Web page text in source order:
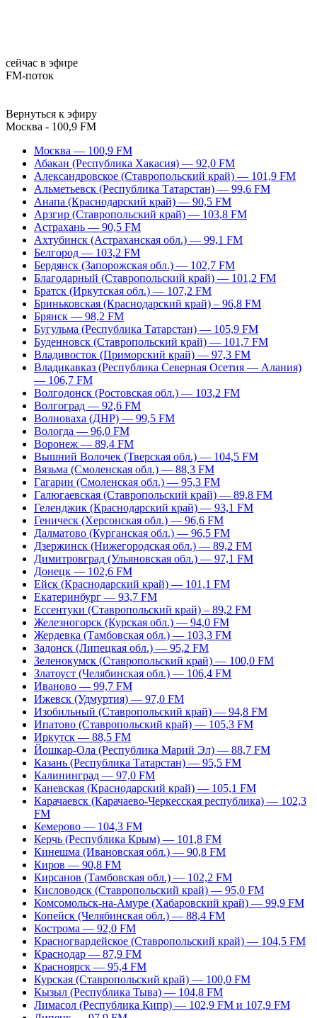
сейчас в эфире
FM-поток
Вернуться к эфиру
Москва - 100,9 FM
Москва — 100,9 FM
Абакан (Республика Хакасия) — 92,0 FM
Александровское (Ставропольский край) — 101,9 FM
Альметьевск (Республика Татарстан) — 99,6 FM
Анапа (Краснодарский край) — 90,5 FM
Арзгир (Ставропольский край) — 103,8 FM
Астрахань — 90,5 FM
Ахтубинск (Астраханская обл.) — 99,1 FM
Белгород — 103,2 FM
Бердянск (Запорожская обл.) — 102,7 FM
Благодарный (Ставропольский край) — 101,2 FM
Братск (Иркутская обл.) — 107,2 FM
Бриньковская (Краснодарский край) – 96,8 FM
Брянск — 98,2 FM
Бугульма (Республика Татарстан) — 105,9 FM
Буденновск (Ставропольский край) — 101,7 FM
Владивосток (Приморский край) — 97,3 FM
Владикавказ (Республика Северная Осетия — Алания)
— 106,7 FM
Волгодонск (Ростовская обл.) — 103,2 FM
Волгоград — 92,6 FM
Волноваха (ДНР) — 99,5 FM
Вологда — 96,0 FM
Воронеж — 89,4 FM
Вышний Волочек (Тверская обл.) — 104,5 FM
Вязьма (Смоленская обл.) — 88,3 FM
Гагарин (Смоленская обл.) — 95,3 FM
Галюгаевская (Ставропольский край) — 89,8 FM
Геленджик (Краснодарский край) — 93,1 FM
Геническ (Херсонская обл.) — 96,6 FM
Далматово (Курганская обл.) — 96,5 FM
Дзержинск (Нижегородская обл.) — 89,2 FM
Димитровград (Ульяновская обл.) — 97,1 FM
Донецк — 102,6 FM
Ейск (Краснодарский край) — 101,1 FM
Екатеринбург — 93,7 FM
Ессентуки (Ставропольский край) – 89,2 FM
Железногорск (Курская обл.) — 94,0 FM
Жердевка (Тамбовская обл.) — 103,3 FM
Задонск (Липецкая обл.) — 95,2 FM
Зеленокумск (Ставропольский край) — 100,0 FM
Златоуст (Челябинская обл.) — 106,4 FM
Иваново — 99,7 FM
Ижевск (Удмуртия) — 97,0 FM
Изобильный (Ставропольский край) — 94,8 FM
Ипатово (Ставропольский край) — 105,3 FM
Иркутск — 88,5 FM
Йошкар-Ола (Республика Марий Эл) — 88,7 FM
Казань (Республика Татарстан) — 95,5 FM
Калининград — 97,0 FM
Каневская (Краснодарский край) — 105,1 FM
Карачаевск (Карачаево-Черкесская республика) — 102,3
FM
Кемерово — 104,3 FM
Керчь (Республика Крым) — 101,8 FM
Кинешма (Ивановская обл.) — 90,8 FM
Киров — 90,8 FM
Кирсанов (Тамбовская обл.) — 102,2 FM
Кисловодск (Ставропольский край) — 95,0 FM
Комсомольск-на-Амуре (Хабаровский край) — 99,9 FM
Копейск (Челябинская обл.) — 88,4 FM
Кострома — 92,0 FM
Красногвардейское (Ставропольский край) — 104,5 FM
Краснодар — 87,9 FM
Красноярск — 95,4 FM
Курская (Ставропольский край) — 100,0 FM
Кызыл (Республика Тыва) — 104,8 FM
Лимасол (Республика Кипр) — 102,9 FM и 107,9 FM